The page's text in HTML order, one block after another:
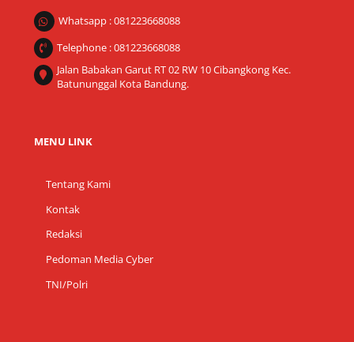
Whatsapp : 081223668088
Telephone : 081223668088
Jalan Babakan Garut RT 02 RW 10 Cibangkong Kec.
Batununggal Kota Bandung.
MENU LINK
Tentang Kami
Kontak
Redaksi
Pedoman Media Cyber
TNI/Polri